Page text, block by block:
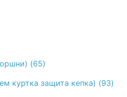
(65)
куртка защита кепка) (93)